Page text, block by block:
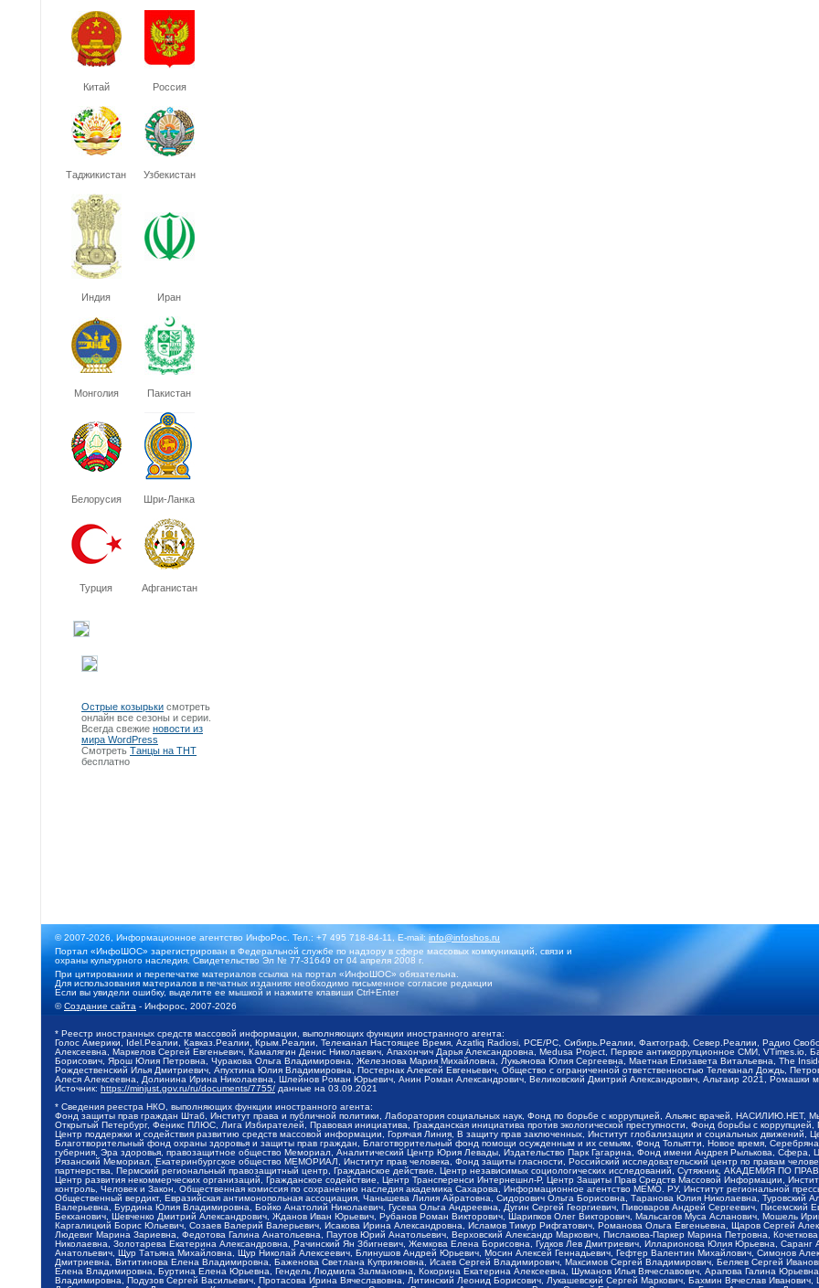
Китай Россия
Таджикистан Узбекистан
Индия Иран
Монголия Пакистан
Белорусия Шри-Ланка
Турция Афганистан
Острые козырьки смотреть
онлайн все сезоны и серии.
Всегда свежие новости из
мира WordPress
Смотреть Танцы на ТНТ
бесплатно
© 2007-2026, Информационное агентство ИнфоРос. Тел.: +7 495 718-84-11, E-mail:info@infoshos.ru
Портал «ИнфоШОС» зарегистрирован в Федеральной службе по надзору в сфере массовых коммуникаций, связи и
охраны культурного наследия. Свидетельство Эл № 77-31649 от 04 апреля 2008 г.
При цитировании и перепечатке материалов ссылка на портал «ИнфоШОС» обязательна.
Для использования материалов в печатных изданиях необходимо письменное согласие редакции
Если вы увидели ошибку, выделите ее мышкой и нажмите клавиши Ctrl+Enter
©Создание сайта - Инфорос, 2007-2026
* Реестр иностранных средств массовой информации, выполняющих функции иностранного агента:
Голос Америки, Idel.Реалии, Кавказ.Реалии, Крым.Реалии, Телеканал Настоящее Время, Azatliq Radiosi, PCE/PC, Сибирь.Реалии, Фактограф, Север.Реалии, Радио
Алексеевна, Маркелов Сергей Евгеньевич, Камалягин Денис Николаевич, Апахончич Дарья Александровна, Medusa Project, Первое антикоррупционное СМИ,
Борисович, Ярош Юлия Петровна, Чуракова Ольга Владимировна, Железнова Мария Михайловна, Лукьянова Юлия Сергеевна, Маетная Елизавета Витальевна, The
Рождественский Илья Дмитриевич, Апухтина Юлия Владимировна, Постернак Алексей Евгеньевич, Общество с ограниченной ответственностью Телеканал Дождь,
Алеся Алексеевна, Долинина Ирина Николаевна, Шлейнов Роман Юрьевич, Анин Роман Александрович, Великовский Дмитрий Александрович, Альтаир 2021, Ромашки
Источник: https://minjust.gov.ru/ru/documents/7755/ данные на 03.09.2021
* Сведения реестра НКО, выполняющих функции иностранного агента:
Фонд защиты прав граждан Штаб, Институт права и публичной политики, Лаборатория социальных наук, Фонд по борьбе с коррупцией, Альянс врачей,
Открытый Петербург, Феникс ПЛЮС, Лига Избирателей, Правовая инициатива, Гражданская инициатива против экологической преступности, Фонд борьбы с
Центр поддержки и содействия развитию средств массовой информации, Горячая Линия, В защиту прав заключенных, Институт глобализации и социальных
Благотворительный фонд охраны здоровья и защиты прав граждан, Благотворительный фонд помощи осужденным и их семьям, Фонд Тольятти, Новое время,
губерния, Эра здоровья, правозащитное общество Мемориал, Аналитический Центр Юрия Левады, Издательство Парк Гагарина, Фонд имени Андрея Рылькова,
Рязанский Мемориал, Екатеринбургское общество МЕМОРИАЛ, Институт прав человека, Фонд защиты гласности, Российский исследовательский центр по правам
партнерства, Пермский региональный правозащитный центр, Гражданское действие, Центр независимых социологических исследований, Сутяжник, АКАДЕМИЯ ПО
Центр развития некоммерческих организаций, Гражданское содействие, Центр Трансперенси Интернешнл-Р, Центр Защиты Прав Средств Массовой Информации,
контроль, Человек и Закон, Общественная комиссия по сохранению наследия академика Сахарова, Информационное агентство МЕМО. РУ, Институт региональной
Общественный вердикт, Евразийская антимонопольная ассоциация, Чанышева Лилия Айратовна, Сидорович Ольга Борисовна, Таранова Юлия Николаевна, Туровский
Валерьевна, Бурдина Юлия Владимировна, Бойко Анатолий Николаевич, Гусева Ольга Андреевна, Дугин Сергей Георгиевич, Пивоваров Андрей Сергеевич, Писемский
Бекханович, Шевченко Дмитрий Александрович, Жданов Иван Юрьевич, Рубанов Роман Викторович, Шарипков Олег Викторович, Мальсагов Муса Асланович, Мошель
Каргалицкий Борис Юльевич, Созаев Валерий Валерьевич, Исакова Ирина Александровна, Исламов Тимур Рифгатович, Романова Ольга Евгеньевна, Щаров Сергей
Людевиг Марина Зариевна, Федотова Галина Анатольевна, Паутов Юрий Анатольевич, Верховский Александр Маркович, Пислакова-Паркер Марина Петровна,
Николаевна, Золотарева Екатерина Александровна, Рачинский Ян Збигневич, Жемкова Елена Борисовна, Гудков Лев Дмитриевич, Илларионова Юлия Юрьевна,
Анатольевич, Щур Татьяна Михайловна, Щур Николай Алексеевич, Блинушов Андрей Юрьевич, Мосин Алексей Геннадьевич, Гефтер Валентин Михайлович, Симонов
Дмитриевна, Вититинова Елена Владимировна, Баженова Светлана Куприяновна, Исаев Сергей Владимирович, Максимов Сергей Владимирович, Беляев Сергей
Елена Владимировна, Буртина Елена Юрьевна, Гендель Людмила Залмановна, Кокорина Екатерина Алексеевна, Шуманов Илья Вячеславович, Арапова Галина
Владимировна, Подузов Сергей Васильевич, Протасова Ирина Вячеславовна, Литинский Леонид Борисович, Лукашевский Сергей Маркович, Бахмин Вячеслав